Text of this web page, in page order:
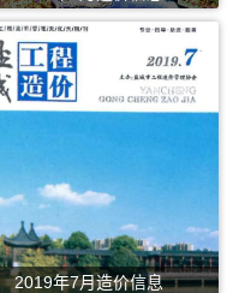
2019年7月造价信息